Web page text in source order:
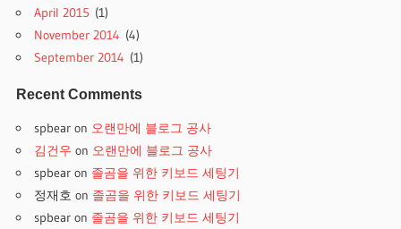
April 2015 (1)
November 2014 (4)
September 2014 (1)
Recent Comments
spbear on 오랜만에 블로그 공사
김건우 on 오랜만에 블로그 공사
spbear on 졸곰을 위한 키보드 세팅기
정재호 on 졸곰을 위한 키보드 세팅기
spbear on 졸곰을 위한 키보드 세팅기